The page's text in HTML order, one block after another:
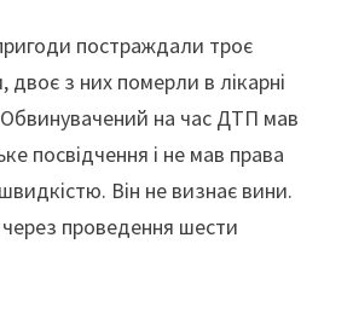
постраждали троє
двоє з них померли в лікарні
Обвинувачений на час ДТП мав
посвідчення і не мав права
Він не визнає вини.
проведення шести